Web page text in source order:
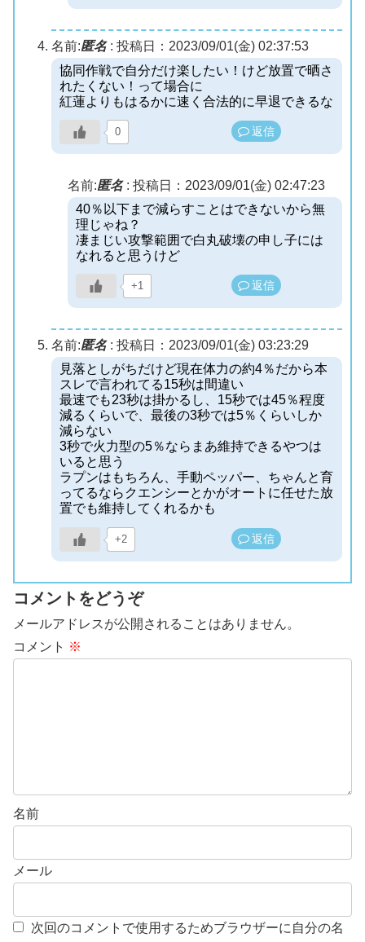
名前:匿名: 投稿日：2023/09/01(金) 02:37:53
協同作戦で自分だけ楽したい！けど放置で晒さ
れたくない！って場合に
紅蓮よりもはるかに速く合法的に早退できるな
0 返信
名前:匿名: 投稿日：2023/09/01(金) 02:47:23
40％以下まで減らすことはできないから無
理じゃね？
凄まじい攻撃範囲で白丸破壊の申し子には
なれると思うけど
+1 返信
名前:匿名: 投稿日：2023/09/01(金) 03:23:29
見落としがちだけど現在体力の約4％だから本
スレで言われてる15秒は間違い
最速でも23秒は掛かるし、15秒では45％程度
減るくらいで、最後の3秒では5％くらいしか
減らない
3秒で火力型の5％ならまあ維持できるやつは
いると思う
ラプンはもちろん、手動ペッパー、ちゃんと育
ってるならクエンシーとかがオートに任せた放
置でも維持してくれるかも
+2 返信
コメントをどうぞ
メールアドレスが公開されることはありません。
コメント ※
名前
メール
次回のコメントで使用するためブラウザーに自分の名